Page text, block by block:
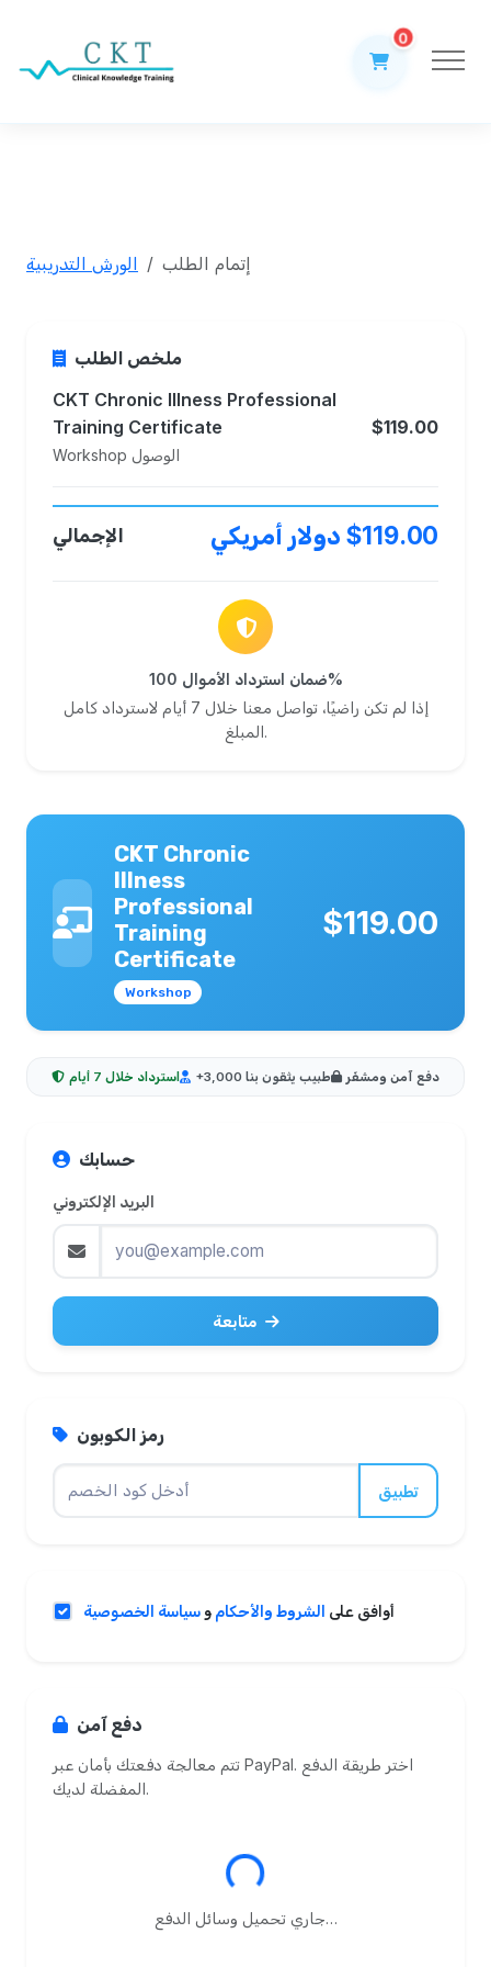
0
الورش التدريبية إتمام الطلب
CKT Chronic
Illness
Professional
Training
Certificate
Workshop
$119.00
استرداد خلال 7 أيام +3,000 طبيب يثقون بنا دفع آمن ومشفّر
حسابك
البريد الإلكتروني
متابعة
رمز الكوبون
تطبيق
أوافق على الشروط والأحكام و سياسة الخصوصية
دفع آمن
تتم معالجة دفعتك بأمان عبر PayPal. اختر طريقة الدفع
المفضلة لديك.
Loading
جاري تحميل وسائل الدفع…
ملخص الطلب
CKT Chronic Illness Professional
Training Certificate
Workshop الوصول
$119.00
الإجمالي $119.00 دولار أمريكي
ضمان استرداد الأموال 100%
إذا لم تكن راضيًا، تواصل معنا خلال 7 أيام لاسترداد كامل
المبلغ.